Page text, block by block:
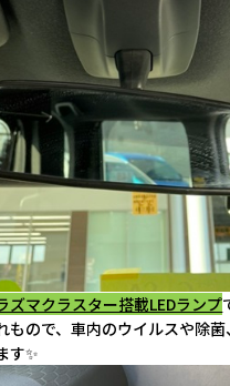
ズマクラスター搭載LEDランプ
もので、車内のウイルスや除
す✨